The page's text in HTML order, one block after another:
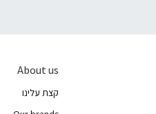
About us
קצת עלינו